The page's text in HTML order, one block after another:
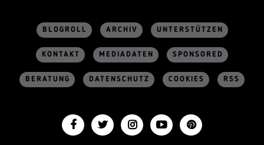
BLOGROLL ARCHIV UNTERSTÜTZEN
KONTAKT MEDIADATEN SPONSORED
BERATUNG DATENSCHUTZ COOKIES RSS